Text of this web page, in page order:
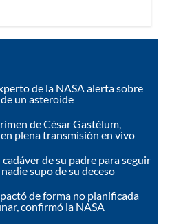
de la NASA alerta sobre
un asteroide
de César Gastélum,
plena transmisión en vivo
de su padre para seguir
supo de su deceso
de forma no planificada
confirmó la NASA